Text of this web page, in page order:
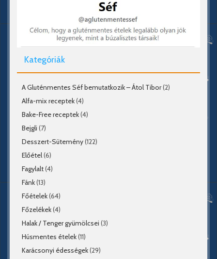
Kategóriák
A Gluténmentes Séf bemutatkozik – Átol Tibor(2)
Alfa-mix receptek(4)
Bake-Free receptek(4)
Bejgli (7)
Desszert-Sütemény(122)
Előétel(6)
Fagylalt(4)
Fánk(13)
Főételek(64)
Főzelékek(4)
Halak / Tenger gyümölcsei (3)
Húsmentes ételek(11)
Karácsonyi édességek(29)